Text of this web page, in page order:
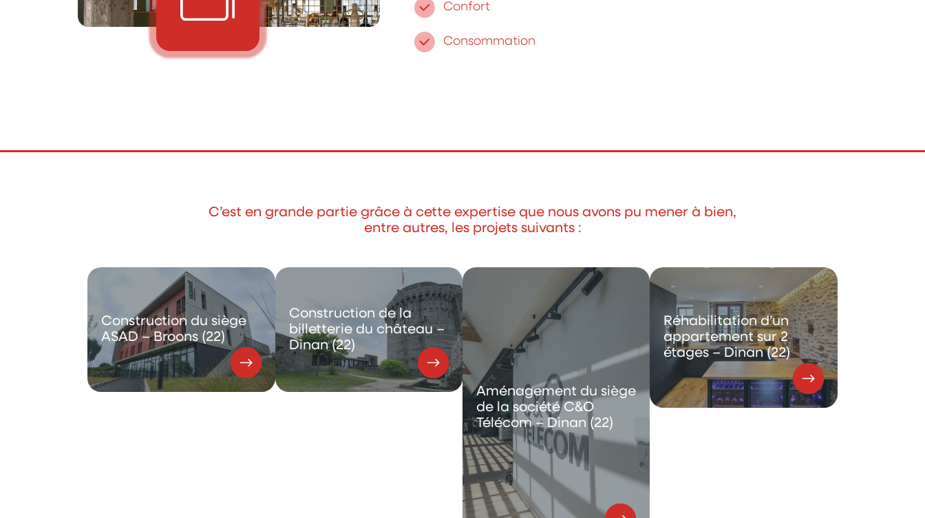
Confort
Consommation
C’est en grande partie grâce à cette expertise que nous avons pu mener à bien,
entre autres, les projets suivants :
Construction du siège
ASAD – Broons (22)
Construction de la
billetterie du château –
Dinan (22)
Aménagement du siège
de la société C&O
Télécom – Dinan (22)
Réhabilitation d’un
appartement sur 2
étages – Dinan (22)